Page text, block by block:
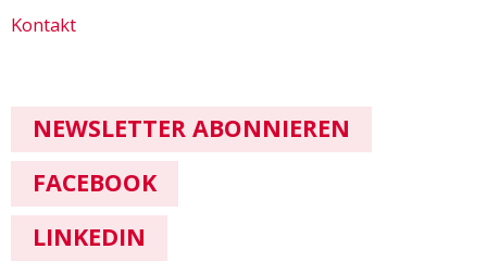
Kontakt
NEWSLETTER ABONNIEREN
FACEBOOK
LINKEDIN